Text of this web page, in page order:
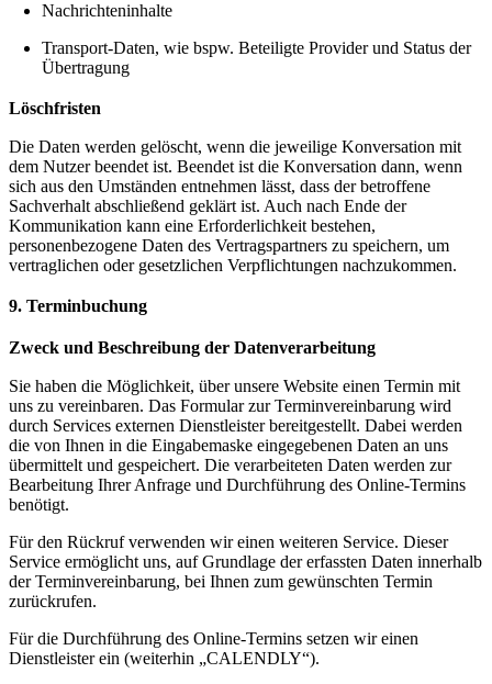
Nachrichteninhalte
Transport-Daten, wie bspw. Beteiligte Provider und Status der
Übertragung
Löschfristen
Die Daten werden gelöscht, wenn die jeweilige Konversation mit
dem Nutzer beendet ist. Beendet ist die Konversation dann, wenn
sich aus den Umständen entnehmen lässt, dass der betroffene
Sachverhalt abschließend geklärt ist. Auch nach Ende der
Kommunikation kann eine Erforderlichkeit bestehen,
personenbezogene Daten des Vertragspartners zu speichern, um
vertraglichen oder gesetzlichen Verpflichtungen nachzukommen.
9. Terminbuchung
Zweck und Beschreibung der Datenverarbeitung
Sie haben die Möglichkeit, über unsere Website einen Termin mit
uns zu vereinbaren. Das Formular zur Terminvereinbarung wird
durch Services externen Dienstleister bereitgestellt. Dabei werden
die von Ihnen in die Eingabemaske eingegebenen Daten an uns
übermittelt und gespeichert. Die verarbeiteten Daten werden zur
Bearbeitung Ihrer Anfrage und Durchführung des Online-Termins
benötigt.
Für den Rückruf verwenden wir einen weiteren Service. Dieser
Service ermöglicht uns, auf Grundlage der erfassten Daten innerhalb
der Terminvereinbarung, bei Ihnen zum gewünschten Termin
zurückrufen.
Für die Durchführung des Online-Termins setzen wir einen
Dienstleister ein (weiterhin „CALENDLY“).